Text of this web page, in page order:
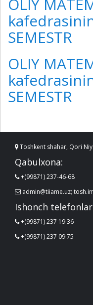
OLIY
SEMESTR
OLIY
SEMESTR
Toshkent shahar, Qori
Qabulxona:
+(99871) 237-46-68
admin@tiiame.uz;
Ishonch
+(99871) 237 19 36
+(99871) 237 09 75